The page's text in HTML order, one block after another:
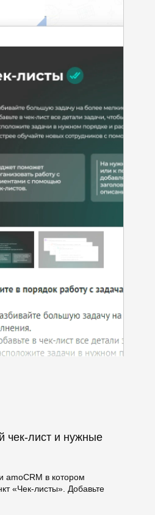
чек-лист и нужные
amoCRM в котором
«Чек-листы». Добавьте